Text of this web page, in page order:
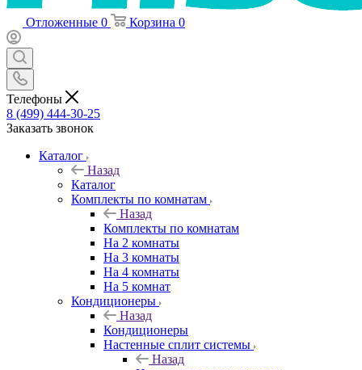
Отложенные 0 Корзина 0
Телефоны
8 (499) 444-30-25
Заказать звонок
Каталог
Назад
Каталог
Комплекты по комнатам
Назад
Комплекты по комнатам
На 2 комнаты
На 3 комнаты
На 4 комнаты
На 5 комнат
Кондиционеры
Назад
Кондиционеры
Настенные сплит системы
Назад